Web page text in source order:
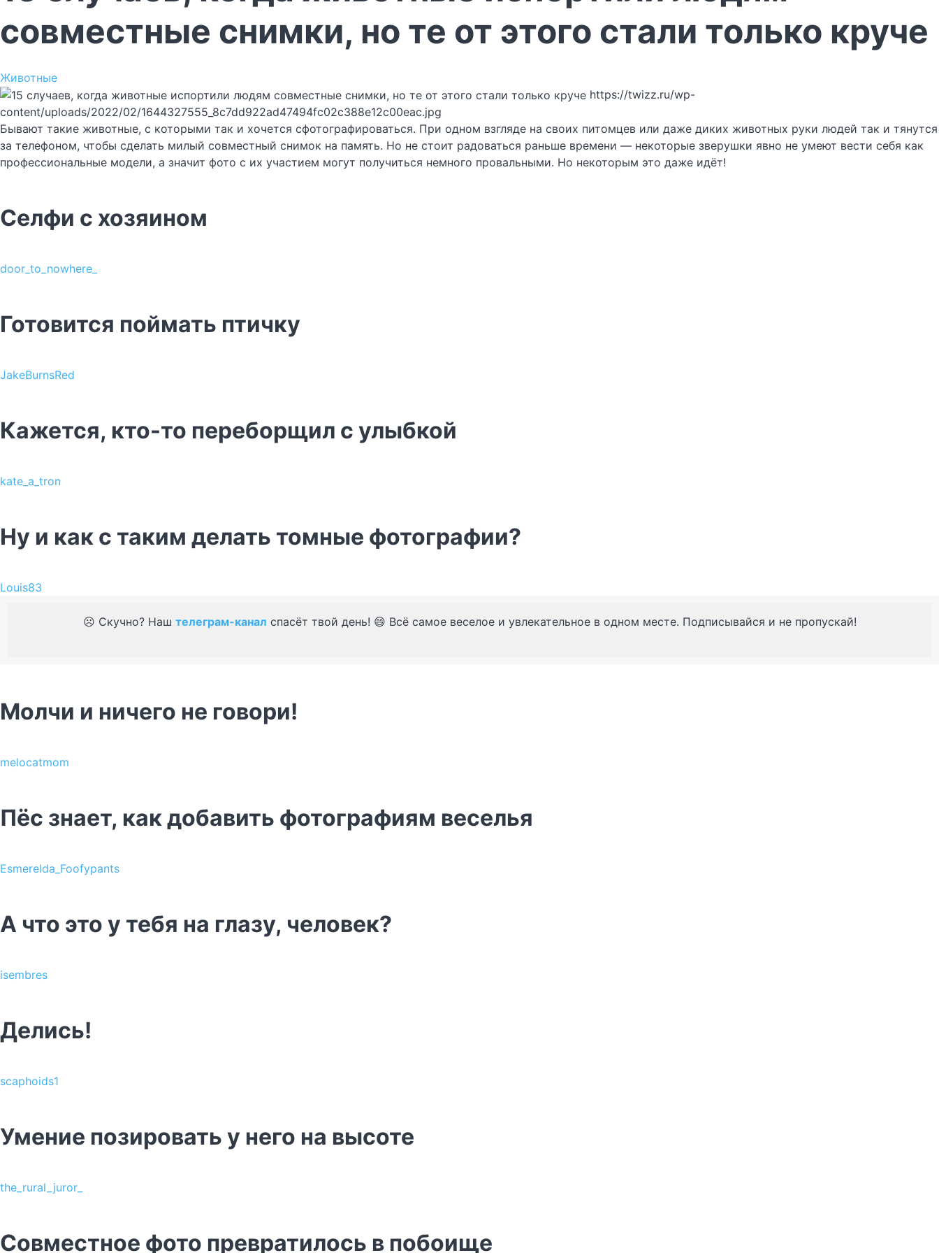
совместные снимки, но те от этого стали только круче
Животные
https://twizz.ru/wp-
content/uploads/2022/02/1644327555_8c7dd922ad47494fc02c388e12c00eac.jpg
Бывают такие животные, с которыми так и хочется сфотографироваться. При одном взгляде на своих питомцев или даже диких животных руки людей так и тянутся
за телефоном, чтобы сделать милый совместный снимок на память. Но не стоит радоваться раньше времени — некоторые зверушки явно не умеют вести себя как
профессиональные модели, а значит фото с их участием могут получиться немного провальными. Но некоторым это даже идёт!
Селфи с хозяином
door_to_nowhere_
Готовится поймать птичку
JakeBurnsRed
Кажется, кто-то переборщил с улыбкой
kate_a_tron
Ну и как с таким делать томные фотографии?
Louis83
☹️ Скучно? Наш телеграм-канал спасёт твой день! 😄 Всё самое веселое и увлекательное в одном месте. Подписывайся и не пропускай!
Молчи и ничего не говори!
melocatmom
Пёс знает, как добавить фотографиям веселья
Esmerelda_Foofypants
А что это у тебя на глазу, человек?
isembres
Делись!
scaphoids1
Умение позировать у него на высоте
the_rural_juror_
Совместное фото превратилось в побоище